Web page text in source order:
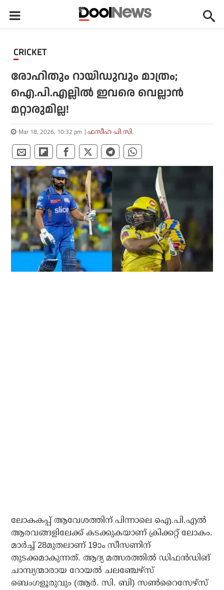
CRICKET
രോഹിതും റായിഡുവും മാത്രം;
ഐ.പി.എല്ലില്‍ ഇവരെ വെല്ലാന്‍
മറ്റാരുമില്ല!
Mar 18, 2026, 10:32 pm ഫസീഹ പി.സി.
ലോകകപ്പ് ആവേശത്തിന് പിന്നാലെ ഐ.പി.എല്‍
ആരവങ്ങളിലേക്ക് കടക്കുകയാണ് ക്രിക്കറ്റ് ലോകം.
മാര്‍ച്ച് 28മുതലാണ് 19ാം സീസണിന്
തുടക്കമാകുന്നത്. ആദ്യ മത്സരത്തില്‍ ഡിഫന്‍ഡിങ്
ചാമ്പ്യന്മാരായ റോയല്‍ ചലഞ്ചേഴ്സ്
ബെംഗളൂരുവും (ആര്‍. സി. ബി) സണ്‍റൈസേഴ്സ്